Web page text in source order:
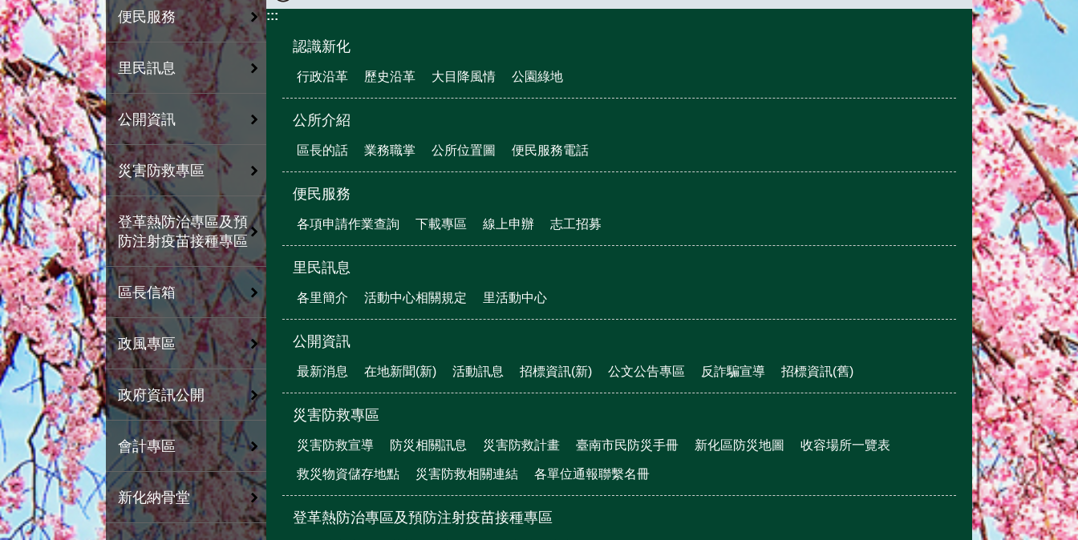
便民服務
里民訊息
公開資訊
災害防救專區
登革熱防治專區及預
防注射疫苗接種專區
區長信箱
政風專區
政府資訊公開
會計專區
新化納骨堂
:::
認識新化
行政沿革 歷史沿革 大目降風情 公園綠地
公所介紹
區長的話 業務職掌 公所位置圖 便民服務電話
便民服務
各項申請作業查詢 下載專區 線上申辦 志工招募
里民訊息
各里簡介 活動中心相關規定 里活動中心
公開資訊
最新消息 在地新聞(新) 活動訊息 招標資訊(新) 公文公告專區 反詐騙宣導 招標資訊(舊)
災害防救專區
災害防救宣導 防災相關訊息 災害防救計畫 臺南市民防災手冊 新化區防災地圖 收容場所一覽表
救災物資儲存地點 災害防救相關連結 各單位通報聯繫名冊
登革熱防治專區及預防注射疫苗接種專區